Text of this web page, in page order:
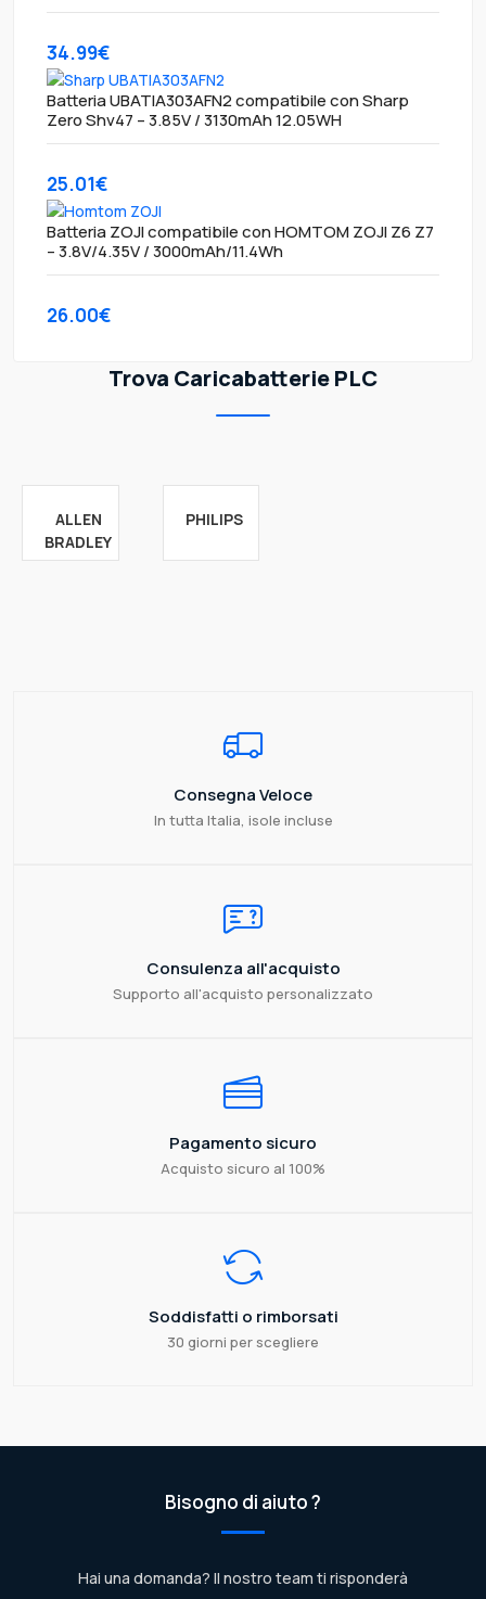
34.99€
Batteria UBATIA303AFN2 compatibile con Sharp
Zero Shv47 – 3.85V / 3130mAh 12.05WH
25.01€
Batteria ZOJI compatibile con HOMTOM ZOJI Z6 Z7
– 3.8V/4.35V / 3000mAh/11.4Wh
26.00€
Trova Caricabatterie PLC
ALLEN
BRADLEY
PHILIPS
Consegna Veloce
In tutta Italia, isole incluse
Consulenza all'acquisto
Supporto all'acquisto personalizzato
Pagamento sicuro
Acquisto sicuro al 100%
Soddisfatti o rimborsati
30 giorni per scegliere
Bisogno di aiuto ?
Hai una domanda? Il nostro team ti risponderà